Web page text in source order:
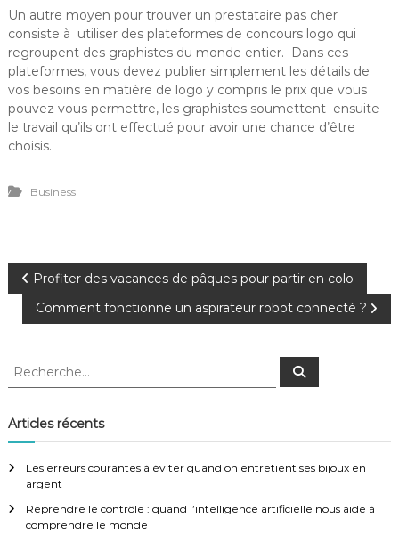
Un autre moyen pour trouver un prestataire pas cher
consiste à utiliser des plateformes de concours logo qui
regroupent des graphistes du monde entier. Dans ces
plateformes, vous devez publier simplement les détails de
vos besoins en matière de logo y compris le prix que vous
pouvez vous permettre, les graphistes soumettent ensuite
le travail qu’ils ont effectué pour avoir une chance d’être
choisis.
Business
N
a
v
g
a
t
Profiter des vacances de pâques pour partir en colo
Comment fonctionne un aspirateur robot connecté ?
R
h
e
c
e
R
c
e
r
Articles récents
Les erreurs courantes à éviter quand on entretient ses bijoux en
argent
Reprendre le contrôle : quand l’intelligence artificielle nous aide à
comprendre le monde